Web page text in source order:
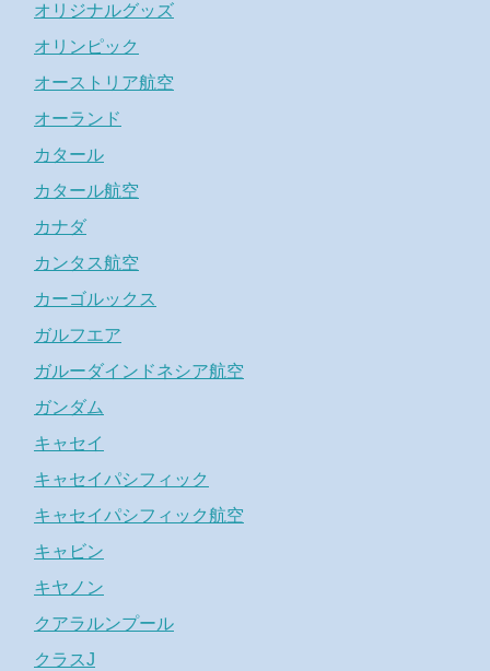
オリジナルグッズ
オリンピック
オーストリア航空
オーランド
カタール
カタール航空
カナダ
カンタス航空
カーゴルックス
ガルフエア
ガルーダインドネシア航空
ガンダム
キャセイ
キャセイパシフィック
キャセイパシフィック航空
キャビン
キヤノン
クアラルンプール
クラスJ